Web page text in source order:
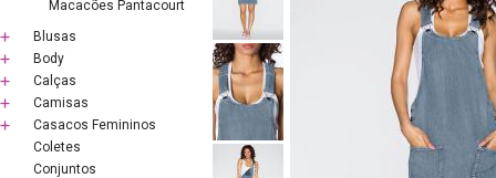
Macacões Pantacourt
Blusas
Body
Calças
Camisas
Casacos Femininos
Coletes
Conjuntos